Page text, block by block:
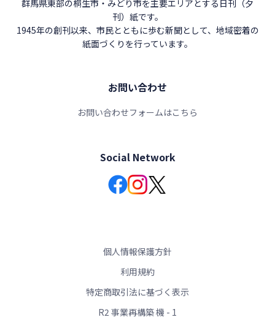
群馬県東部の桐生市・みどり市を主要エリアとする日刊（夕
刊）紙です。
1945年の創刊以来、市民とともに歩む新聞として、地域密着の
紙面づくりを行っています。
お問い合わせ
お問い合わせフォームはこちら
Social Network
個人情報保護方針
利用規約
特定商取引法に基づく表示
R2 事業再構築 機 - 1